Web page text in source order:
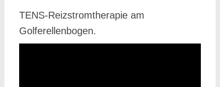
TENS-Reizstromtherapie am
Golferellenbogen.